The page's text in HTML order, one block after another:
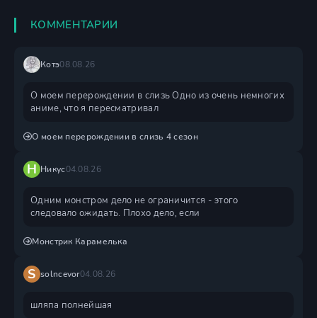
КОММЕНТАРИИ
Котэ08.08.26
О моем перерождении в слизь Одно из очень немногих
аниме, что я пересматривал
О моем перерождении в слизь 4 сезон
Н Никус04.08.26
Одним монстром дело не ограничится - этого
следовало ожидать. Плохо дело, если
Монстрик Карамелька
S solncevor04.08.26
шляпа полнейшая